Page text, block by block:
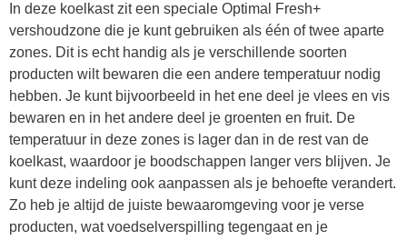
In deze koelkast zit een speciale Optimal Fresh+
vershoudzone die je kunt gebruiken als één of twee aparte
zones. Dit is echt handig als je verschillende soorten
producten wilt bewaren die een andere temperatuur nodig
hebben. Je kunt bijvoorbeeld in het ene deel je vlees en vis
bewaren en in het andere deel je groenten en fruit. De
temperatuur in deze zones is lager dan in de rest van de
koelkast, waardoor je boodschappen langer vers blijven. Je
kunt deze indeling ook aanpassen als je behoefte verandert.
Zo heb je altijd de juiste bewaaromgeving voor je verse
producten, wat voedselverspilling tegengaat en je